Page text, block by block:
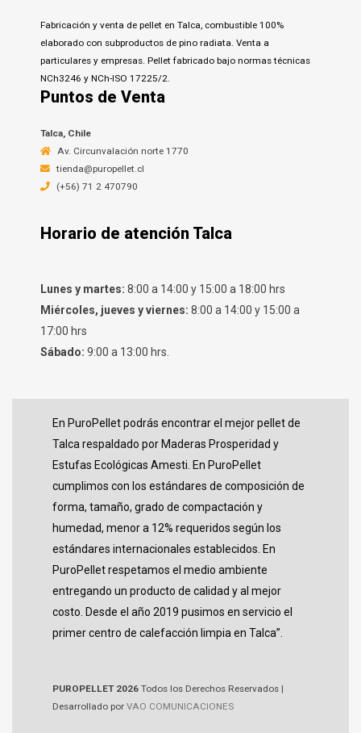
Fabricación y venta de pellet en Talca, combustible 100%
elaborado con subproductos de pino radiata. Venta a
particulares y empresas. Pellet fabricado bajo normas técnicas
NCh3246 y NCh-ISO 17225/2.
Puntos de Venta
Talca, Chile
Av. Circunvalación norte 1770
tienda@puropellet.cl
(+56) 71 2 470790
Horario de atención Talca
Lunes y martes: 8:00 a 14:00 y 15:00 a 18:00 hrs
Miércoles, jueves y viernes: 8:00 a 14:00 y 15:00 a
17:00 hrs
Sábado: 9:00 a 13:00 hrs.
En PuroPellet podrás encontrar el mejor pellet de
Talca respaldado por Maderas Prosperidad y
Estufas Ecológicas Amesti. En PuroPellet
cumplimos con los estándares de composición de
forma, tamaño, grado de compactación y
humedad, menor a 12% requeridos según los
estándares internacionales establecidos. En
PuroPellet respetamos el medio ambiente
entregando un producto de calidad y al mejor
costo. Desde el año 2019 pusimos en servicio el
primer centro de calefacción limpia en Talca”.
PUROPELLET 2026 Todos los Derechos Reservados |
Desarrollado por VAO COMUNICACIONES